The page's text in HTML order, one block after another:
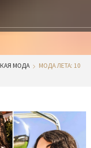
МОДА
МОДА ЛЕТА: 10